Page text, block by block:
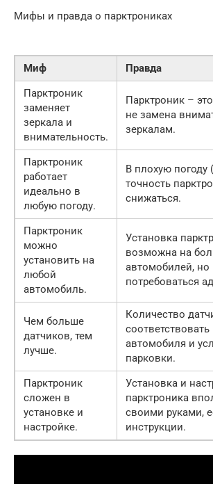
Мифы и правда о парктрониках
Миф
Правда
Парктроник
заменяет
зеркала и
внимательность.
Парктроник –
не замена
зеркалам.
Парктроник
работает
идеально в
любую погоду.
В плохую погоду
точность
снижаться.
Парктроник
можно
установить на
любой
автомобиль.
Установка
возможна на
автомобилей,
потребоваться
Чем больше
датчиков, тем
лучше.
Количество
автомобиля и
парковки.
Парктроник
сложен в
установке и
настройке.
Установка и
парктроника
своими руками,
инструкции.